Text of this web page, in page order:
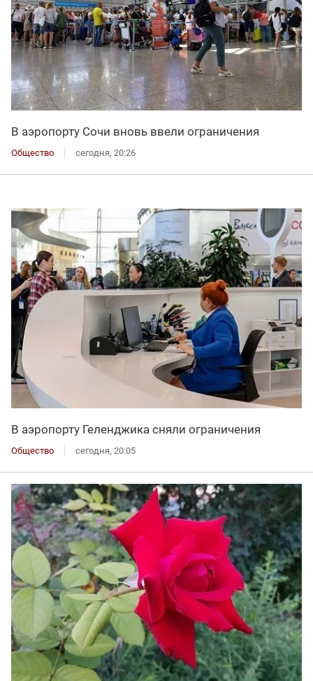
В аэропорту Сочи вновь ввели ограничения
Общество сегодня, 20:26
В аэропорту Геленджика сняли ограничения
Общество сегодня, 20:05